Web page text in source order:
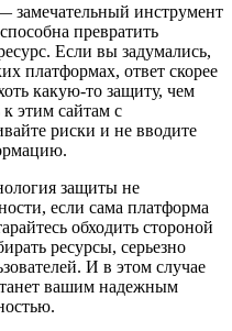
замечательный инструмент
превратить
Если вы задумались,
платформах, ответ скорее
какую-то защиту, чем
к этим сайтам с
риски и не вводите
защиты не
если сама платформа
обходить стороной
ресурсы, серьезно
И в этом случае
вашим надежным